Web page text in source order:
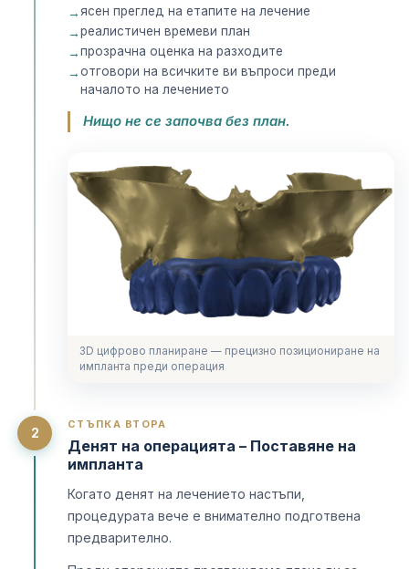
ясен преглед на етапите на лечение
реалистичен времеви план
прозрачна оценка на разходите
отговори на всичките ви въпроси преди
началото на лечението
Нищо не се започва без план.
3D цифрово планиране — прецизно позициониране на
импланта преди операция
2
СТЪПКА ВТОРА
Денят на операцията – Поставяне на
импланта
Когато денят на лечението настъпи,
процедурата вече е внимателно подготвена
предварително.